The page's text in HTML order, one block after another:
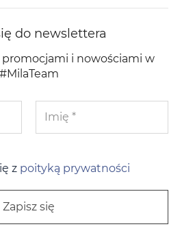
do newslettera
promocjami i nowościami w
#MilaTeam
z poityką prywatności